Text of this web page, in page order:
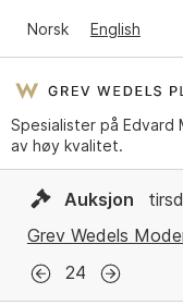
Norsk English
Spesialister på Edvard
av høy kvalitet.
Auksjon
Grev Wedels
24